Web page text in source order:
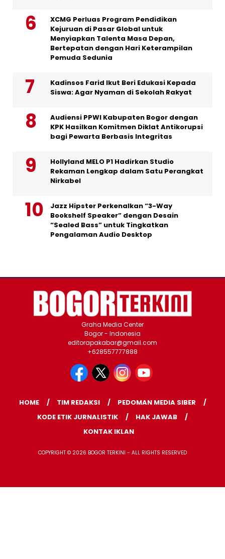
XCMG Perluas Program Pendidikan
Kejuruan di Pasar Global untuk
Menyiapkan Talenta Masa Depan,
Bertepatan dengan Hari Keterampilan
Pemuda Sedunia
Kadinsos Farid Ikut Beri Edukasi Kepada
Siswa: Agar Nyaman di Sekolah Rakyat
Audiensi PPWI Kabupaten Bogor dengan
KPK Hasilkan Komitmen Diklat Antikorupsi
bagi Pewarta Berbasis Integritas
Hollyland MELO P1 Hadirkan Studio
Rekaman Lengkap dalam Satu Perangkat
Nirkabel
Jazz Hipster Perkenalkan “3-Way
Bookshelf Speaker” dengan Desain
“Sealed Bass” untuk Tingkatkan
Pengalaman Audio Desktop
Graha Media Center
Bogor - Indonesia
editorapakabar@gmail.com
+628557777888
HOME TIM REDAKSI
PEDOMAN MEDIA SIBER
KODE ETIK JURNALISTIK
HAK JAWAB
KONTAK IKLAN
COPYRIGHT © 2026 BOGOR TERKINI - ALL RIGHTS RESERVED